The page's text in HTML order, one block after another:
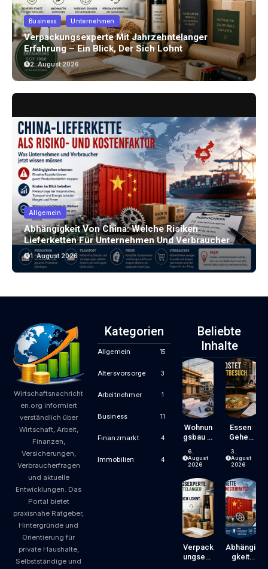
Business Unternehmen
Verpackungsexperte Mit Jahrzehntelanger
Erfahrung – Ein Blick, Der Sich Lohnt
2. August 2026
Allgemein
Abhängigkeit Von China: Welche Risiken
Lieferketten Für Unternehmen Und Verbraucher
Bergen
1. August 2026
Wirtschaftsnachricht
en.org informiert
verständlich über
Wirtschaft, Arbeit,
Finanzen,
Versicherungen,
Verbraucherfragen
und aktuelle
Entwicklungen. Das
Portal bietet
praxisnahe Ratgeber,
Hintergründe und
Orientierung für
private Haushalte,
Selbstständige und
Kategorien
Allgemein 15
Altersvorsorge 3
Arbeitnehmer 1
Business 11
Finanzmarkt 4
Immobilien 4
Beliebte
Inhalte
Wohnun
Gsbau In
Krise:
Worauf
En Und
Käufer
Bei
Kosten,
Finanzie
Rung
Zeitplan
Achten
6.
August
2026
Essen
Gehen
Zum
Luxus?
Gastron
Omiepre
Ise
Entsteh
En Und
Worauf
Gäste
Achten
Können
3.
August
2026
Verpack
Ungsexp
Abhängi
Gkeit